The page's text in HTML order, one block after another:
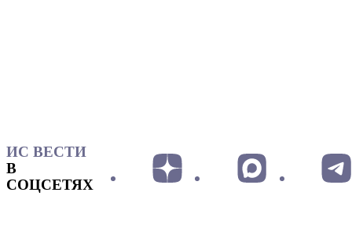
ИС ВЕСТИ
В
СОЦСЕТЯХ